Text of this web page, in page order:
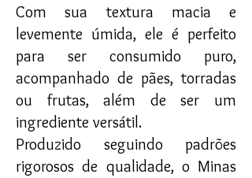
Com sua textura macia e
levemente úmida, ele é perfeito
para ser consumido puro,
acompanhado de pães, torradas
ou frutas, além de ser um
ingrediente versátil.
Produzido seguindo padrões
rigorosos de qualidade, o Minas